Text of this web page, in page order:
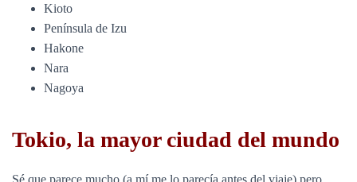
Kioto
Península de Izu
Hakone
Nara
Nagoya
Tokio, la mayor ciudad del mundo
Sé que parece mucho (a mí me lo parecía antes del viaje) pero